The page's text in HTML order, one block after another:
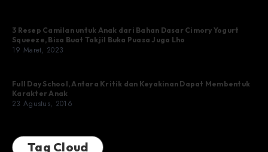
3 Resep Camilan untuk Anak dari Bahan Dasar Cimory Yogurt
Squeeze, Bisa Buat Takjil Buka Puasa Juga Lho
19 Maret, 2023
Full Day School, Antara Kritik dan Keyakinan Dapat Membentuk
Karakter Anak
23 Agustus, 2016
Tag Cloud